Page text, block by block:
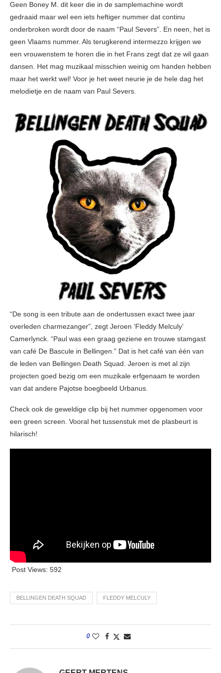
Geen Boney M. dit keer die in de samplemachine wordt
gedraaid maar wel een iets heftiger nummer dat continu
onderbroken wordt door de naam “Paul Severs”. En neen, het is
geen Vlaams nummer. Als terugkerend intermezzo krijgen we
een vrouwenstem te horen die in het Frans zegt dat ze wil gaan
dansen. Het mag muzikaal misschien weinig om handen hebben
maar het werkt wel! Voor je het weet neurie je de hele dag het
melodietje en de naam van Paul Severs.
“De song is een tribute aan de ondertussen exact twee jaar
overleden charmezanger”, zegt Jeroen ‘Fleddy Melculy’
Camerlynck. “Paul was een graag geziene en trouwe stamgast
van café De Bascule in Bellingen.” Dat is het café van één van
de leden van Bellingen Death Squad. Jeroen is met al zijn
projecten goed bezig om een muzikale erfgenaam te worden
van dat andere Pajotse boegbeeld Urbanus.
Check ook de geweldige clip bij het nummer opgenomen voor
een green screen. Vooral het tussenstuk met de plasbeurt is
hilarisch!
Post Views: 592
BELLINGEN DEATH SQUAD FLEDDY MELCULY
0